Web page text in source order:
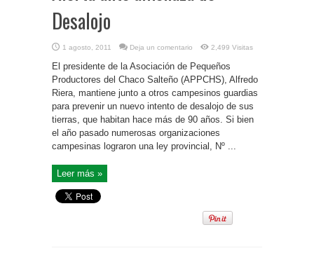
Desalojo
1 agosto, 2011 Deja un comentario 2,499 Visitas
El presidente de la Asociación de Pequeños
Productores del Chaco Salteño (APPCHS), Alfredo
Riera, mantiene junto a otros campesinos guardias
para prevenir un nuevo intento de desalojo de sus
tierras, que habitan hace más de 90 años. Si bien
el año pasado numerosas organizaciones
campesinas lograron una ley provincial, Nº ...
Leer más »